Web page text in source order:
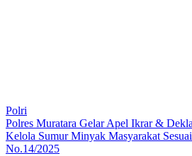
Polri
Polres Muratara Gelar Apel Ikrar &
Kelola Sumur Minyak Masyarakat
No.14/2025